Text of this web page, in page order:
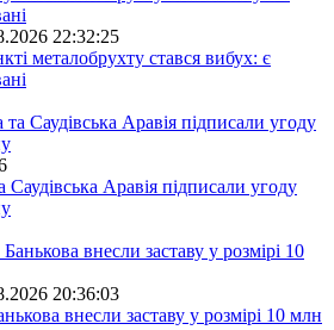
22:32:25
металобрухту стався вибух: є
Аравія підписали угоду
20:36:03
внесли заставу у розмірі 10 млн